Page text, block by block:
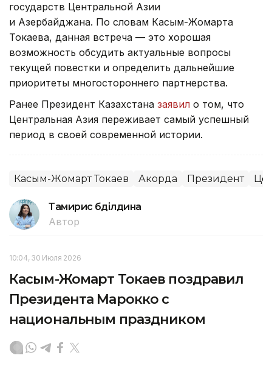
государств Центральной Азии
и Азербайджана. По словам Касым-Жомарта
Токаева, данная встреча — это хорошая
возможность обсудить актуальные вопросы
текущей повестки и определить дальнейшие
приоритеты многостороннего партнерства.
Ранее Президент Казахстана заявил о том, что
Центральная Азия переживает самый успешный
период в своей современной истории.
Касым-Жомарт Токаев Акорда Президент
Тамирис Әбділдина
Автор
10:04, 30 Июля 2026
Касым-Жомарт Токаев поздравил
Президента Марокко с
национальным праздником